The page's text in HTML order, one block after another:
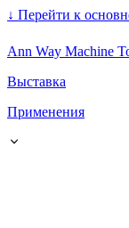
↓ Перейти к
Ann Way Machine
Выставка
Применения